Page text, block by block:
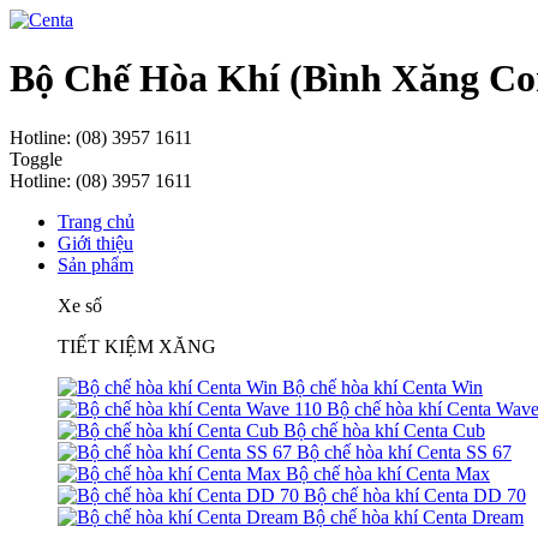
Bộ Chế Hòa Khí (Bình Xăng
Hotline: (08) 3957 1611
Toggle
Hotline: (08) 3957 1611
Trang chủ
Giới thiệu
Sản phẩm
Xe số
TIẾT KIỆM XĂNG
Bộ chế hòa khí Centa Win
Bộ chế hòa khí Centa
Bộ chế hòa khí Centa Cub
Bộ chế hòa khí Centa SS 67
Bộ chế hòa khí Centa Max
Bộ chế hòa khí Centa DD 70
Bộ chế hòa khí Centa Dream